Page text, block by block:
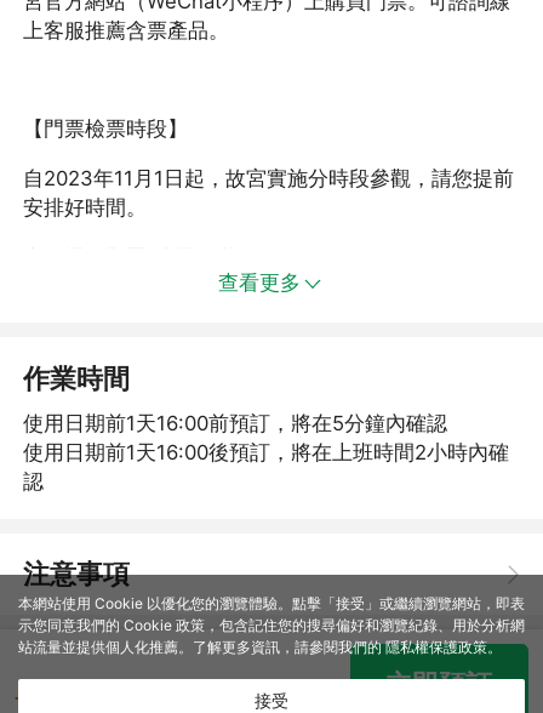
上客服推薦含票產品。
【門票檢票時段】
自2023年11月1日起，故宮實施分時段參觀，請您提前
安排好時間。
上午場的觀眾 時間為當日12:00
請根據您的門票時間進行購買相應場次。
【蝸牛文旅】故宮精講團隊將透過建築、歷史人文故事
等多角度為您深度導覽故宮
行程安排（遊覽順序以當天實際行程為準）：
查看更多
作業時間
使用日期前1天16:00前預訂，將在5分鐘內確認
使用日期前1天16:00後預訂，將在上班時間2小時內確
認
注意事項
TWD
立即預訂
本網站使用 Cookie 以優化您的瀏覽體驗。點擊「接受」或繼續瀏覽網站，即表
示您同意我們的 Cookie 政策，包含記住您的搜尋偏好和瀏覽紀錄、用於分析網
站流量並提供個人化推薦。了解更多資訊，請參閱我們的隱私權保護政策。
接受